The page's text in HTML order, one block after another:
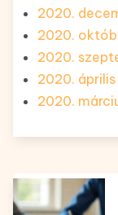
2020.
2020.
2020.
2020. április
2020.